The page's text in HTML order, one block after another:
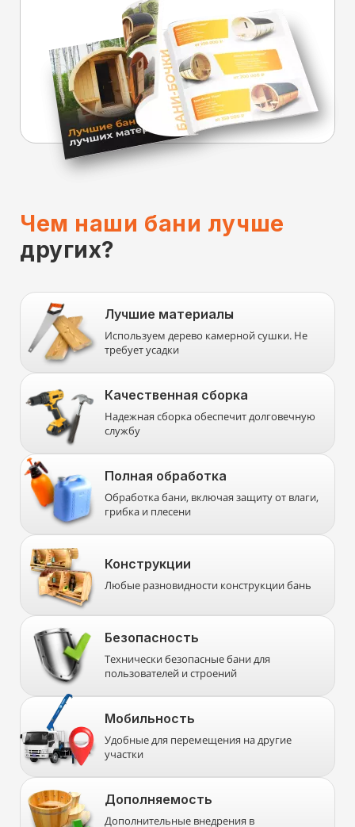
Чем наши бани лучше
других?
Лучшие материалы
Используем дерево камерной сушки. Не
требует усадки
Качественная сборка
Надежная сборка обеспечит долговечную
службу
Полная обработка
Обработка бани, включая защиту от влаги,
грибка и плесени
Конструкции
Любые разновидности конструкции бань
Безопасность
Технически безопасные бани для
пользователей и строений
Мобильность
Удобные для перемещения на другие
участки
Дополняемость
Дополнительные внедрения в